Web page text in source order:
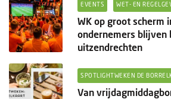
EVENTS WET- EN
WK op groot scherm
ondernemers blijven
uitzendrechten
SPOTLIGHTWEKEN DE
Van